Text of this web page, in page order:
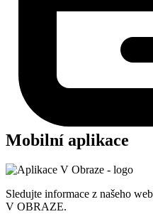
Mobilní aplikace
Sledujte informace z našeho
V OBRAZE.